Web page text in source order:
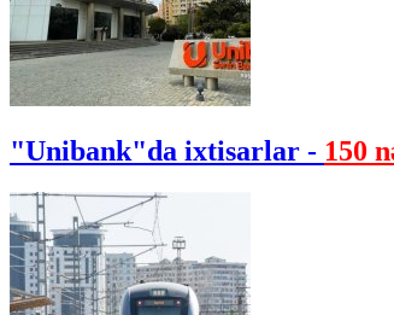
"Unibank"da ixtisarlar - 150